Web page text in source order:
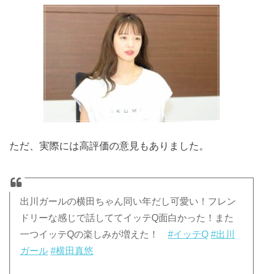
ただ、実際には高評価の意見もありました。
出川ガールの横田ちゃん同い年だし可愛い！フレン
ドリーな感じで話しててイッテQ面白かった！また
一つイッテQの楽しみが増えた！#イッテQ #出川
ガール #横田真悠